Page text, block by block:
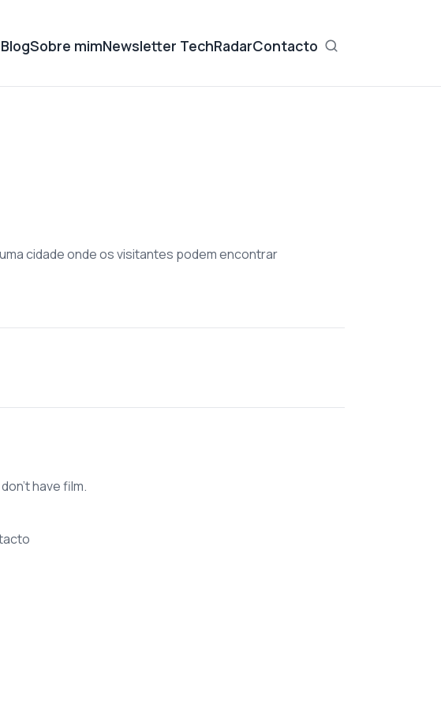
BlogSobre mimNewsletter TechRadarContacto
cidade onde os visitantes podem encontrar
have film.